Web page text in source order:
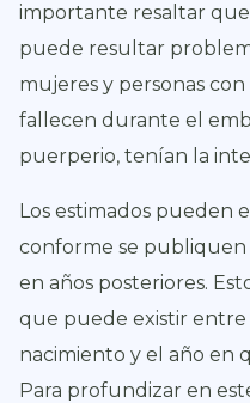
importante resaltar que
puede resultar
mujeres y personas
fallecen durante el
puerperio, tenían la
Los estimados pueden
conforme se publiquen
en años posteriores.
que puede existir entre
nacimiento y el año en
Para profundizar en